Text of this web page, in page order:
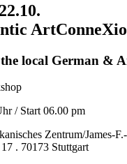
local German &
/ Start 06.00 pm
Zentrum/James-
. 70173 Stuttgart